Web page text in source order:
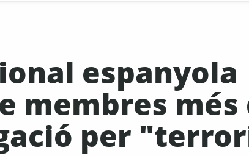
espanyola
membres més
per